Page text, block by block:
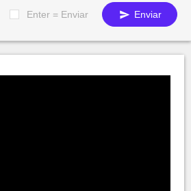
Enter = Enviar Enviar